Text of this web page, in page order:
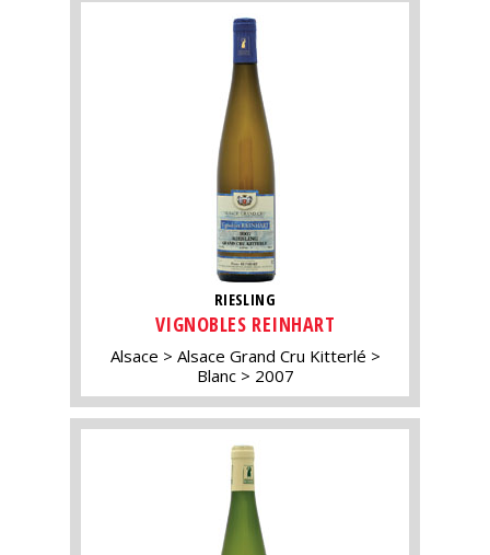
RIESLING
VIGNOBLES REINHART
Alsace
Alsace Grand Cru Kitterlé
Blanc
2007